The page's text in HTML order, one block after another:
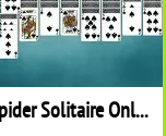
Spider Solitaire Online